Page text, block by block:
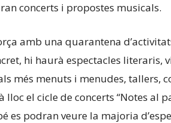
concerts i propostes musicals.
amb una quarantena
hi haurà espectacles literaris,
més menuts i menudes, tallers,
el cicle de concerts “Notes al
es podran veure la majoria